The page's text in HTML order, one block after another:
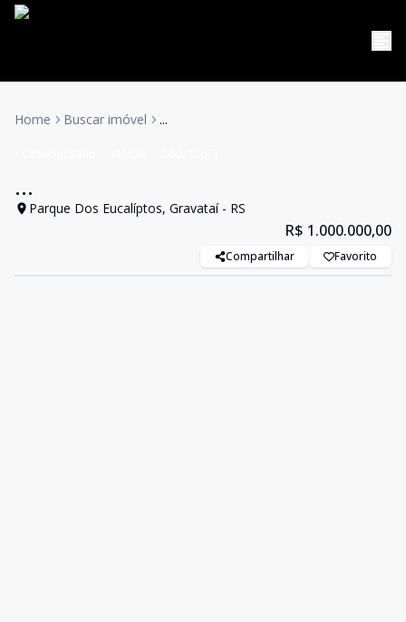
Home Buscar imóvel ...
...
Parque Dos Eucalíptos, Gravataí - RS
R$ 1.000.000,00
Compartilhar Favorito